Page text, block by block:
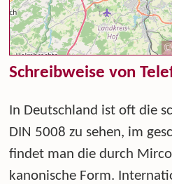
Schreibweise von
In Deutschland ist oft die
DIN 5008 zu sehen, im
findet man die durch
kanonische Form.